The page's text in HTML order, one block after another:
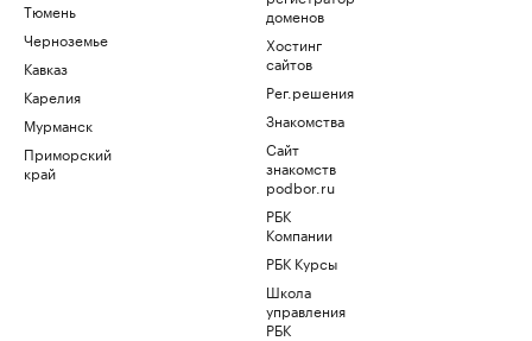
Тюмень
Черноземье
Кавказ
Карелия
Мурманск
Приморский
край
доменов
Хостинг
сайтов
Рег.решения
Знакомства
Сайт
знакомств
podbor.ru
РБК
Компании
РБК Курсы
Школа
управления
РБК